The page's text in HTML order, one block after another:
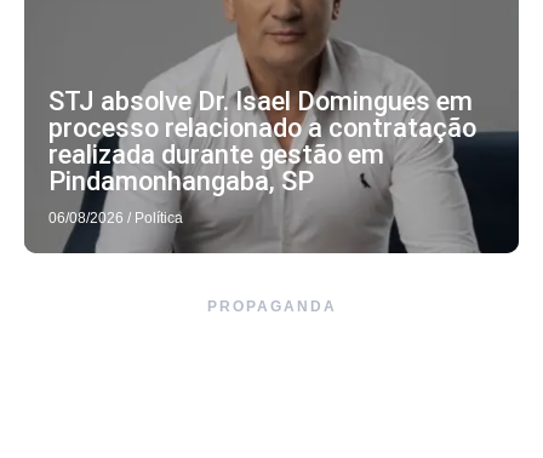
STJ absolve Dr. Isael Domingues em
processo relacionado a contratação
realizada durante gestão em
Pindamonhangaba, SP
06/08/2026 / Política
PROPAGANDA